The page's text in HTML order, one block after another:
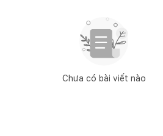
Chưa có bài viết nào